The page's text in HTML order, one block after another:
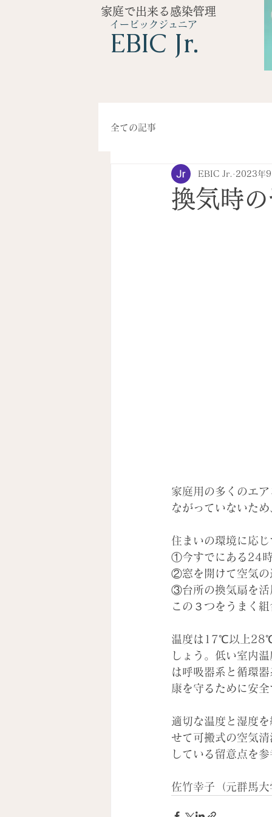
イービックジュニア
​EBIC Jr.
家庭で出来る感染管理
全ての記事
換気時
EBIC Jr. 2023年
家庭用の多くのエ
ながっていないた
住まいの環境に応じ
①今すでにある24
②窓を開けて空気の
③台所の換気扇を活
この３つをうまく
温度は17℃以上28℃
しょう。低い室内
は呼吸器系と循環
康を守るために安
適切な温度と湿度
せて可搬式の空気
している留意点を
佐竹幸子（元群馬